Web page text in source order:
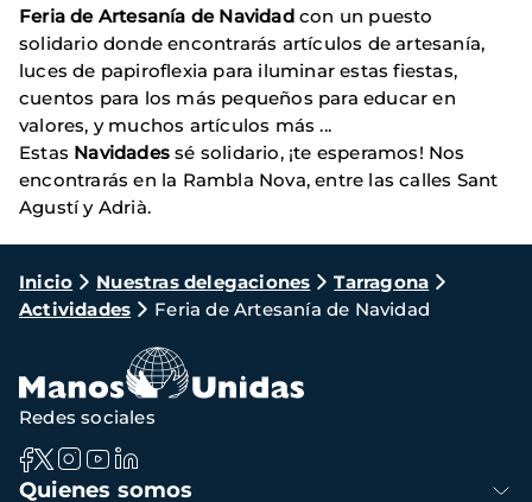
Feria de Artesanía de Navidadcon un puesto
solidario donde encontrarás artículos de artesanía,
luces de papiroflexia para iluminar estas fiestas,
cuentos para los más pequeños para educar en
valores, y muchos artículos más ...
Estas Navidades sé solidario, ¡te esperamos! Nos
encontrarás en la Rambla Nova, entre las calles Sant
Agustí y Adrià.
Ruta
de
navegación
Inicio Nuestras delegaciones
Tarragona
Actividades
Feria de Artesanía de Navidad
Navegación
Quienes somos
Redes sociales